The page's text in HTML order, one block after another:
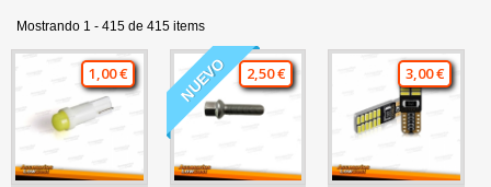
Mostrando 1 - 415 de 415 items
1,00 € NUEVO 2,50 € 3,00 €